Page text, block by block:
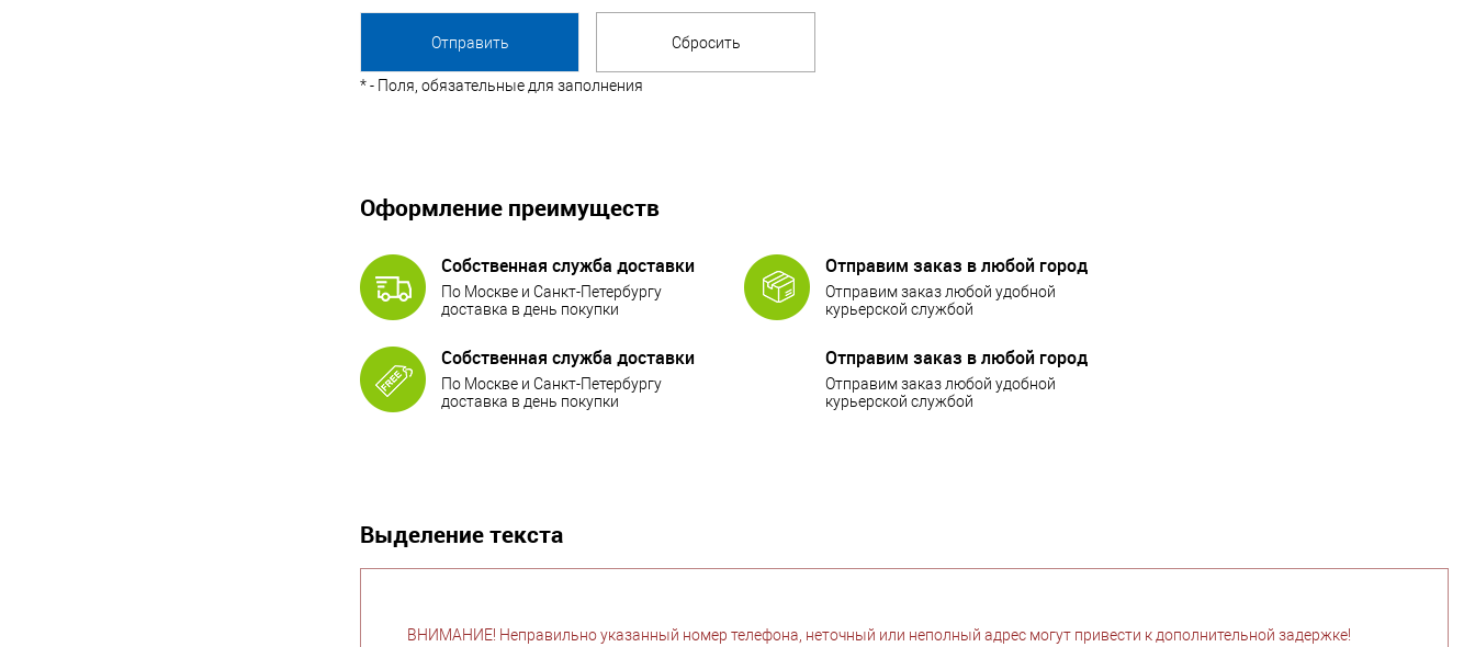
*- Поля, обязательные для заполнения
Оформление преимуществ
Собственная служба доставки
По Москве и Санкт-Петербургу
доставка в день покупки
Отправим заказ в любой город
Отправим заказ любой удобной
курьерской службой
Собственная служба доставки
По Москве и Санкт-Петербургу
доставка в день покупки
Отправим заказ в любой город
Отправим заказ любой удобной
курьерской службой
Выделение текста
ВНИМАНИЕ! Неправильно указанный номер телефона, неточный или неполный адрес могут привести к дополнительной задержке!